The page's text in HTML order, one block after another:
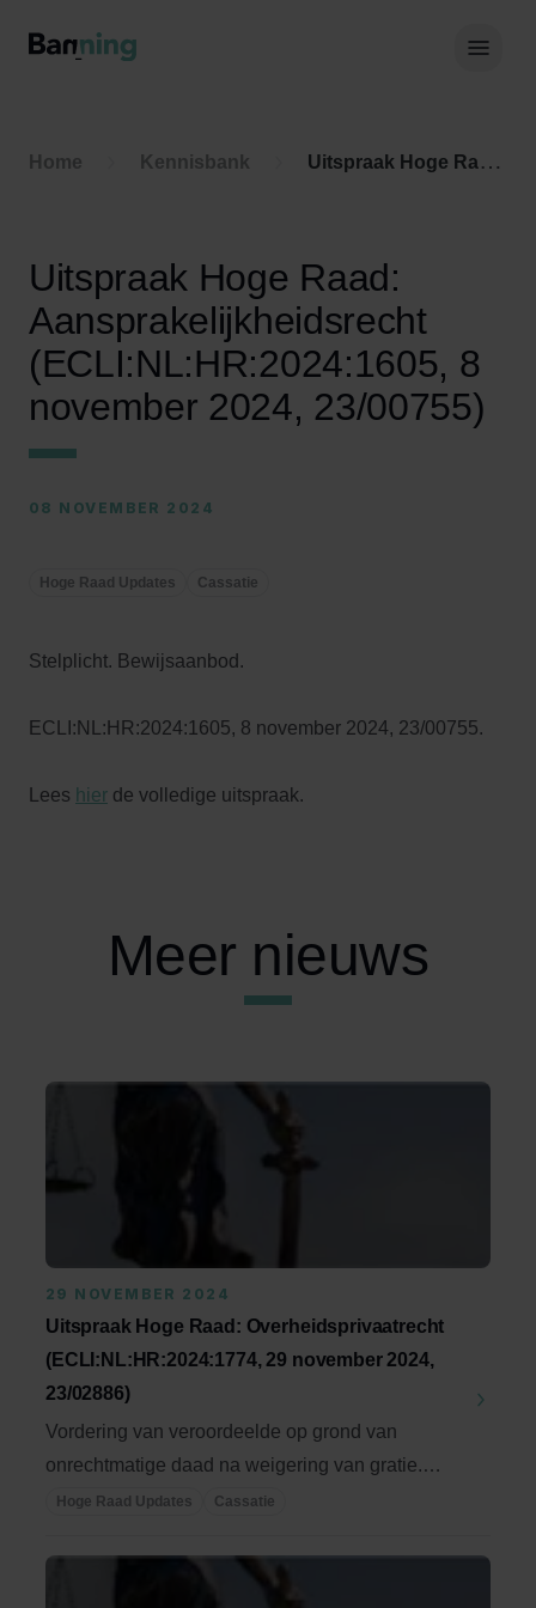
Home Kennisbank Uitspraak Hoge Raad: Aansprakelijkheidsrecht (ECLI:NL:HR:2024:1605, 8 november 2024, 23/00755)
Uitspraak Hoge Raad:
Aansprakelijkheidsrecht
(ECLI:NL:HR:2024:1605, 8
november 2024, 23/00755)
08 NOVEMBER 2024
Hoge Raad Updates Cassatie
Stelplicht. Bewijsaanbod.
ECLI:NL:HR:2024:1605, 8 november 2024, 23/00755.
Lees hier de volledige uitspraak.
Meer nieuws
29 NOVEMBER 2024
Uitspraak Hoge Raad: Overheidsprivaatrecht
(ECLI:NL:HR:2024:1774, 29 november 2024,
23/02886)
Vordering van veroordeelde op grond van
onrechtmatige daad na weigering van gratie.
Gratieverzoek ...
Hoge Raad Updates Cassatie